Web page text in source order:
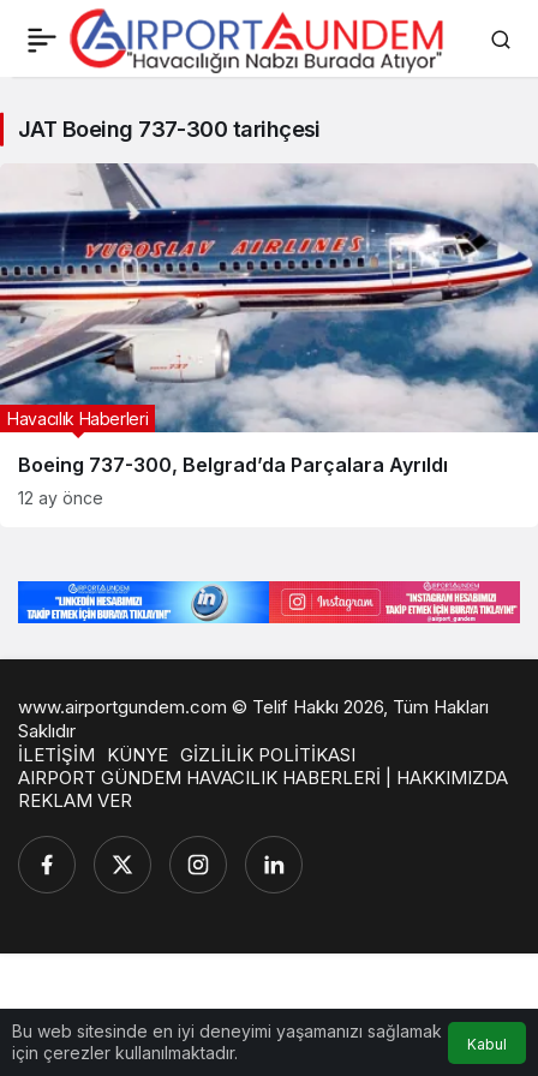
Boeing
737-
300
tarihçesi
Haberleri
JAT Boeing 737-300 tarihçesi
Boeing 737-300, Belgrad’da Parçalara Ayrıldı
Havacılık Haberleri
12 ay önce
Bu web sitesinde en iyi deneyimi yaşamanızı sağlamak
için çerezler kullanılmaktadır.
Kabul
www.airportgundem.com © Telif Hakkı 2026, Tüm Hakları
Saklıdır
İLETİŞİM
KÜNYE GİZLİLİK POLİTİKASI
AIRPORT GÜNDEM HAVACILIK HABERLERİ | HAKKIMIZDA
REKLAM VER